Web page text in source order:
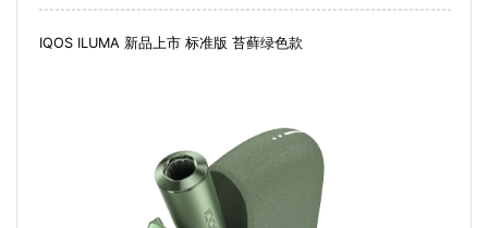
IQOS ILUMA 新品上市 标准版 苔藓绿色款